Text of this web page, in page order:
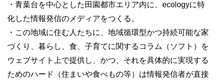
・青葉台を中心とした田園都市エリア内に、ecologyに特
化した情報発信のメディアをつくる。
・この地域に住む人たちに、地域循環型かつ持続可能な家
づくり、暮らし、食、子育てに関するコラム（ソフト）を
ウェブサイト上で提供し、かつ、それを具体的に実現する
ためのハード（住まいや食べもの等）は情報発信者が直接